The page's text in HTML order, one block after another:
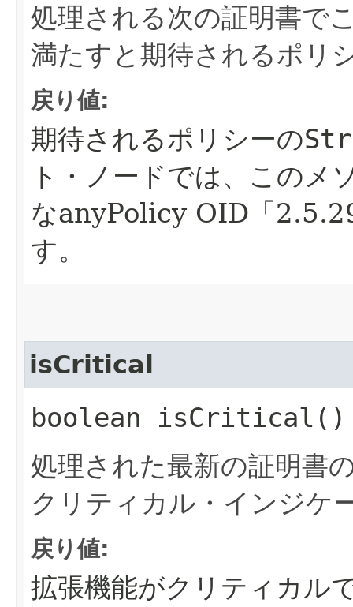
処理される次の証明書で
満たすと期待されるポリ
戻り値:
期待されるポリシーの
ト・ノードでは、このメ
なanyPolicy OID「
す。
isCritical
boolean isCritical()
処理された最新の証明書
クリティカル・インジケ
戻り値:
拡張機能がクリティカル